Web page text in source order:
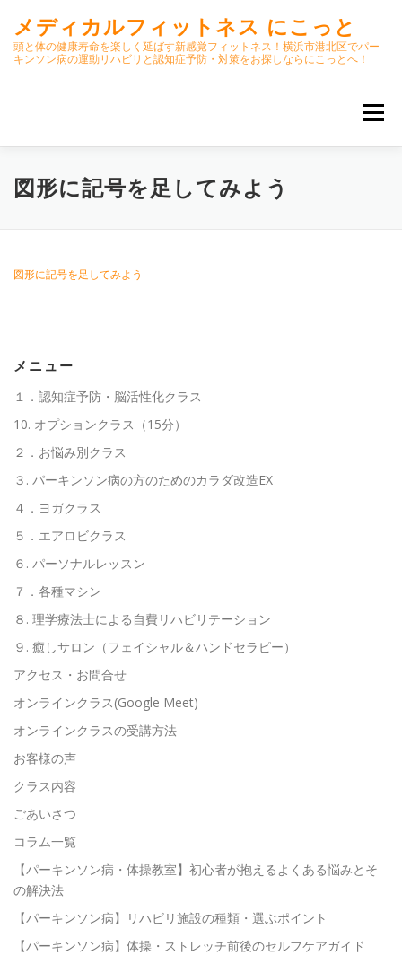
ッ
メディカルフィットネス にこっと
頭と体の健康寿命を楽しく延ばす新感覚フィットネス！横浜市港北区でパー
キンソン病の運動リハビリと認知症予防・対策をお探しならにこっとへ！
メニュー
ホーム ごあいさつ 今月のスケジュール
高齢者向けおすすめ脳トレプリント
スタッフ紹介／求人情報
よくある質問(FAQ)
パーキンソン病関連記事 認知症予防・脳トレ関連記事
図形に記号を足してみよう
図形に記号を足してみよう
メニュー
１．認知症予防・脳活性化クラス
10. オプションクラス（15分）
２．お悩み別クラス
３. パーキンソン病の方のためのカラダ改造EX
４．ヨガクラス
５．エアロビクラス
６. パーソナルレッスン
７．各種マシン
８. 理学療法士による自費リハビリテーション
９. 癒しサロン（フェイシャル＆ハンドセラピー）
アクセス・お問合せ
オンラインクラス(Google Meet)
オンラインクラスの受講方法
お客様の声
クラス内容
ごあいさつ
コラム一覧
【パーキンソン病・体操教室】初心者が抱えるよくある悩みとそ
の解決法
【パーキンソン病】リハビリ施設の種類・選ぶポイント
【パーキンソン病】体操・ストレッチ前後のセルフケアガイド